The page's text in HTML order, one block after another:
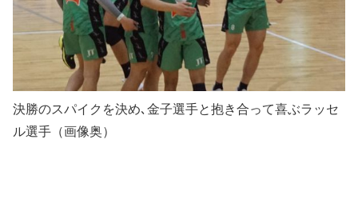
決勝のスパイクを決め､金子選手と抱き合って喜ぶラッセ
ル選手（画像奥）